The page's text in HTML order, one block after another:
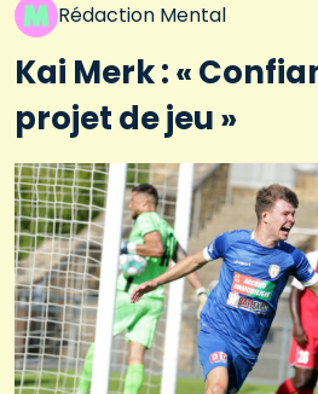
Rédaction Mental
Kai Merk : «
projet de jeu »